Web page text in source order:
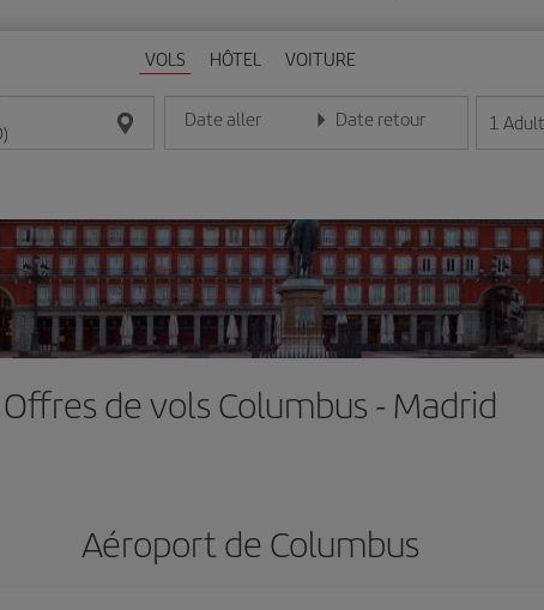
VOLS HÔTEL VOITURE
Date aller
Entrez la date au format jour/mois/année
Date retour
Entrez la date au format jour/
1
Offres de vols Columbus - Madrid
Aéroport de Columbus